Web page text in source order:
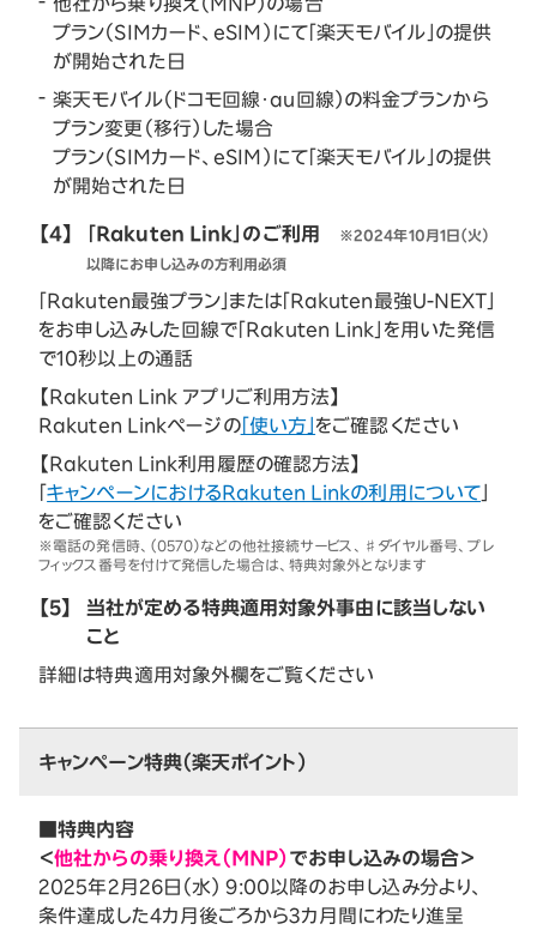
プラン（SIMカード、eSIM）にて「楽天モバイル」の提供
が開始された日
楽天モバイル（ドコモ回線・au回線）の料金プランから
プラン変更（移行）した場合
プラン（SIMカード、eSIM）にて「楽天モバイル」の提供
が開始された日
【4】 「Rakuten Link」のご利用
※2024年10月1日（火）
以降にお申し込みの方利用必須
「Rakuten最強プラン」または「Rakuten最強U-NEXT」
をお申し込みした回線で「Rakuten Link」を用いた発信
で10秒以上の通話
【Rakuten Link アプリご利用方法】
Rakuten Linkページの「使い方」 をご確認ください
【Rakuten Link利用履歴の確認方法】
「キャンペーンにおけるRakuten Linkの利用について
をご確認ください
※電話の発信時、（0570）などの他社接続サービス、♯ダイヤル番号、プレ
フィックス番号を付けて発信した場合は、特典対象外となります
【5】
当社が定める特典適用対象外事由に該当しない
こと
詳細は特典適用対象外欄をご覧ください
キャンペーン特典（楽天ポイント）
■特典内容
＜他社からの乗り換え（MNP）でお申し込みの場合＞
2025年2月26日（水） 9:00以降のお申し込み分より、
条件達成した4カ月後ごろから3カ月間にわたり進呈